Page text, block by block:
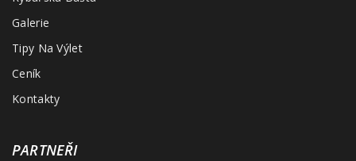
Galerie
Tipy Na Výlet
Ceník
Kontakty
PARTNEŘI